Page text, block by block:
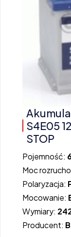
S4E05
STOP
Pojemność:
Moc
Polaryzacja:
Mocowanie:
Wymiary:
Producent: